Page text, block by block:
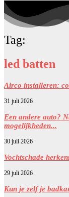
Tag:
led batten
Airco installeren:
31 juli 2026
Een andere auto?
mogelijkheden...
30 juli 2026
Vochtschade
29 juli 2026
Kun je zelf je